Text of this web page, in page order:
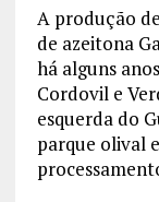
A produção
de azeitona
há alguns
Cordovil e
esquerda do
parque olival